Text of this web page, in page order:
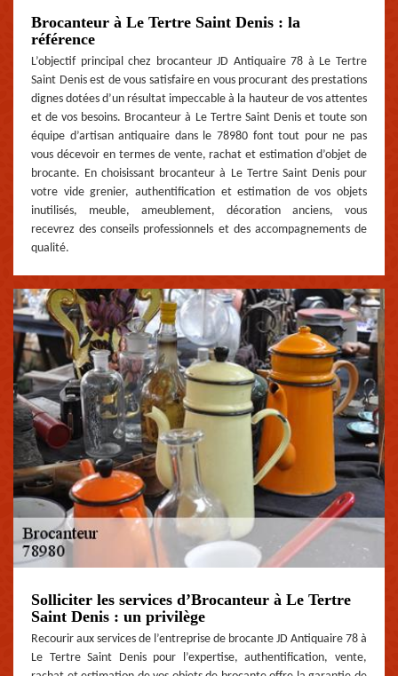
Brocanteur à Le Tertre Saint Denis : la
référence
L’objectif principal chez brocanteur JD Antiquaire 78 à Le Tertre
Saint Denis est de vous satisfaire en vous procurant des prestations
dignes dotées d’un résultat impeccable à la hauteur de vos attentes
et de vos besoins. Brocanteur à Le Tertre Saint Denis et toute son
équipe d’artisan antiquaire dans le 78980 font tout pour ne pas
vous décevoir en termes de vente, rachat et estimation d’objet de
brocante. En choisissant brocanteur à Le Tertre Saint Denis pour
votre vide grenier, authentification et estimation de vos objets
inutilisés, meuble, ameublement, décoration anciens, vous
recevrez des conseils professionnels et des accompagnements de
qualité.
Solliciter les services d’Brocanteur à Le Tertre
Saint Denis : un privilège
Recourir aux services de l’entreprise de brocante JD Antiquaire 78 à
Le Tertre Saint Denis pour l’expertise, authentification, vente,